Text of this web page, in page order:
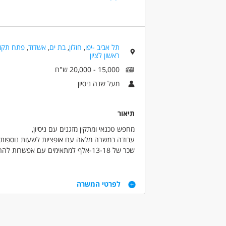
בנייה ונדל"ן - עובדי בניין /שיפוצים
מאפייני משרה
חיילים משוחררים
ללא עבר פלילי
תל אביב -יפו, חולון,בת ים,אשדוד,פתח
ראשון לציון
15,000 - 20,000 ש"ח
מעל שנה ניסיון
תיאור
מחפש טכנאי ומתקין מזגנים עם ניסיון,
עבודה במשרה מלאה עם אופציות לשעות
שכר של 13-18-אלף למתאימים עם אפשרות להרוויח יותר
ניסיון קודם בהתקנת מזגנים
לפרטי המשרה